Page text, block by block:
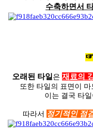
수축하면서
오래된 타일은 재료의
또한 타일의 표면이
이는​ 결국 타
따라서 정기적인 점